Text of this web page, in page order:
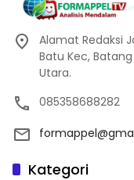
Alamat Redaksi
Batu Kec,
Utara.
085358688282
Kategori